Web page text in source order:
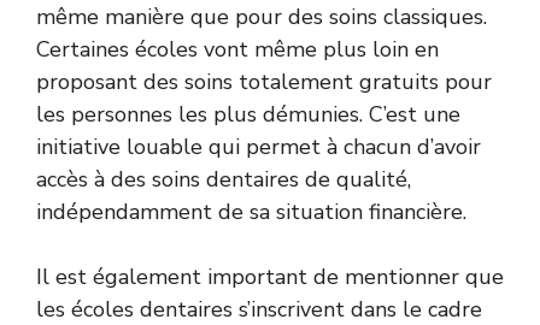
même manière que pour des soins classiques.
Certaines écoles vont même plus loin en
proposant des soins totalement gratuits pour
les personnes les plus démunies. C’est une
initiative louable qui permet à chacun d’avoir
accès à des soins dentaires de qualité,
indépendamment de sa situation financière.
Il est également important de mentionner que
les écoles dentaires s’inscrivent dans le cadre